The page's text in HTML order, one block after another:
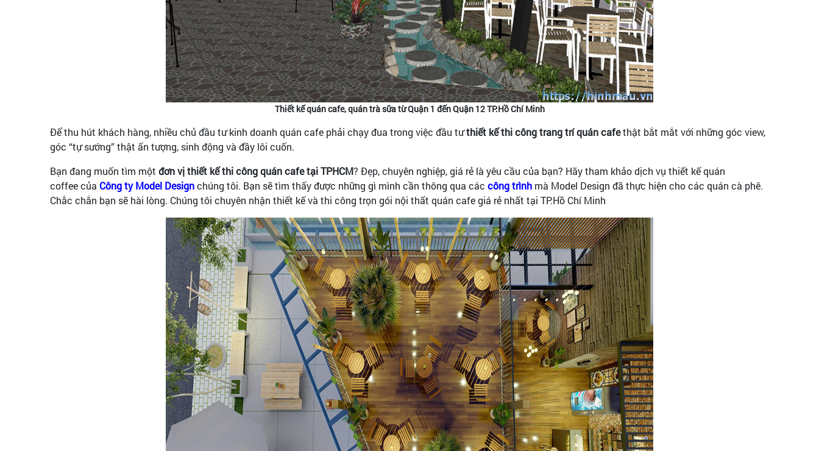
Thiết kế quán cafe, quán trà sữa từ Quận 1 đến Quận 12 TP.Hồ Chí Minh
Để thu hút khách hàng, nhiều chủ đầu tư kinh doanh quán cafe phải chạy đua trong việc đầu tưthiết kế thi công trang trí quán cafethật bắt mắt với những góc view,
góc “tự sướng” thật ấn tượng, sinh động và đầy lôi cuốn.
Bạn đang muốn tìm một đơn vị thiết kế thi công quán cafe tại TPHCM? Đẹp, chuyên nghiệp, giá rẻ là yêu cầu của bạn? Hãy tham khảo dịch vụ thiết kế quán
coffee của Công ty Model Designchúng tôi. Bạn sẽ tìm thấy được những gì mình cần thông qua các công trình mà Model Design đã thực hiện cho các quán cà phê.
Chắc chắn bạn sẽ hài lòng. Chúng tôi chuyên nhận thiết kế và thi công trọn gói nội thất quán cafe giá rẻ nhất tại TP.Hồ Chí Minh